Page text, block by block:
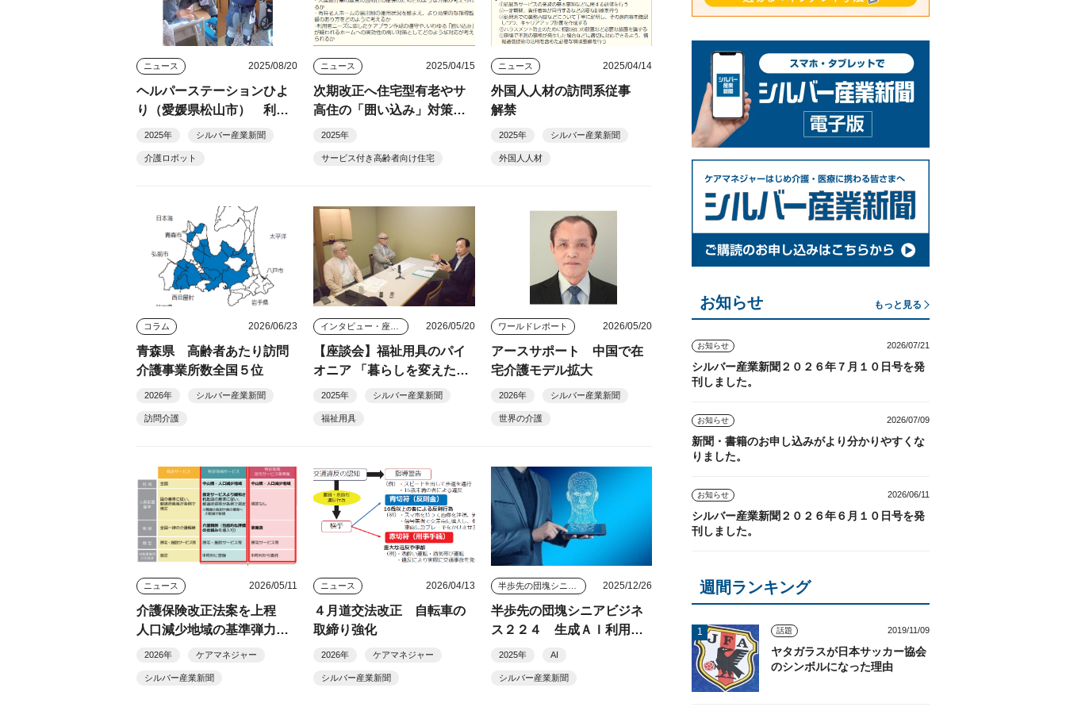
ニュース 2025/08/20
ヘルパーステーションひよ
り（愛媛県松山市） 利用
者・職員双方に安心・安全
2025年 シルバー産業新聞
介護ロボット
ニュース 2025/04/15
次期改正へ住宅型有老やサ
高住の「囲い込み」対策な
ど検討
2025年
サービス付き高齢者向け住宅
ニュース 2025/04/14
外国人人材の訪問系従事
解禁
2025年 シルバー産業新聞
外国人人材
コラム 2026/06/23
青森県 高齢者あたり訪問
介護事業所数全国５位
2026年 シルバー産業新聞
訪問介護
2026/05/20
【座談会】福祉用具のパイ
オニア 「暮らしを変えたア
イデアの原点」
2025年 シルバー産業新聞
福祉用具
ワールドレポート 2026/05/20
アースサポート 中国で在
宅介護モデル拡大
2026年 シルバー産業新聞
世界の介護
ニュース 2026/05/11
介護保険改正法案を上程
人口減少地域の基準弾力
化、訪問介護「定額報酬」
2026年 ケアマネジャー
シルバー産業新聞
ニュース 2026/04/13
４月道交法改正 自転車の
取締り強化
2026年 ケアマネジャー
シルバー産業新聞
2025/12/26
半歩先の団塊シニアビジネ
ス２２４ 生成ＡＩ利用の
知られざる「落とし穴」
2025年 AI
シルバー産業新聞
お知らせ もっと見る
お知らせ 2026/07/21
シルバー産業新聞２０２６年７月１０日号を発
刊しました。
お知らせ 2026/07/09
新聞・書籍のお申し込みがより分かりやすくな
りました。
お知らせ 2026/06/11
シルバー産業新聞２０２６年６月１０日号を発
刊しました。
週間ランキング
話題 2019/11/09
ヤタガラスが日本サッカー協会
のシンボルになった理由